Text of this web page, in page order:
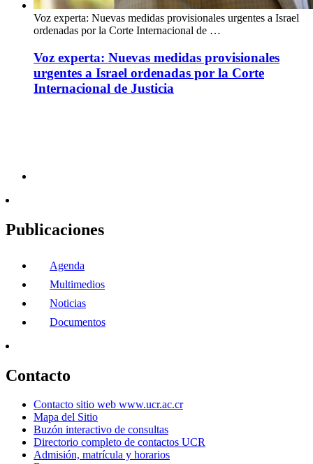
Voz experta: Nuevas medidas provisionales urgentes a Israel
ordenadas por la Corte Internacional de …
Voz experta: Nuevas medidas provisionales
urgentes a Israel ordenadas por la Corte
Internacional de Justicia
Publicaciones
Agenda
Multimedios
Noticias
Documentos
Contacto
Contacto sitio web www.ucr.ac.cr
Mapa del Sitio
Buzón interactivo de consultas
Directorio completo de contactos UCR
Admisión, matrícula y horarios